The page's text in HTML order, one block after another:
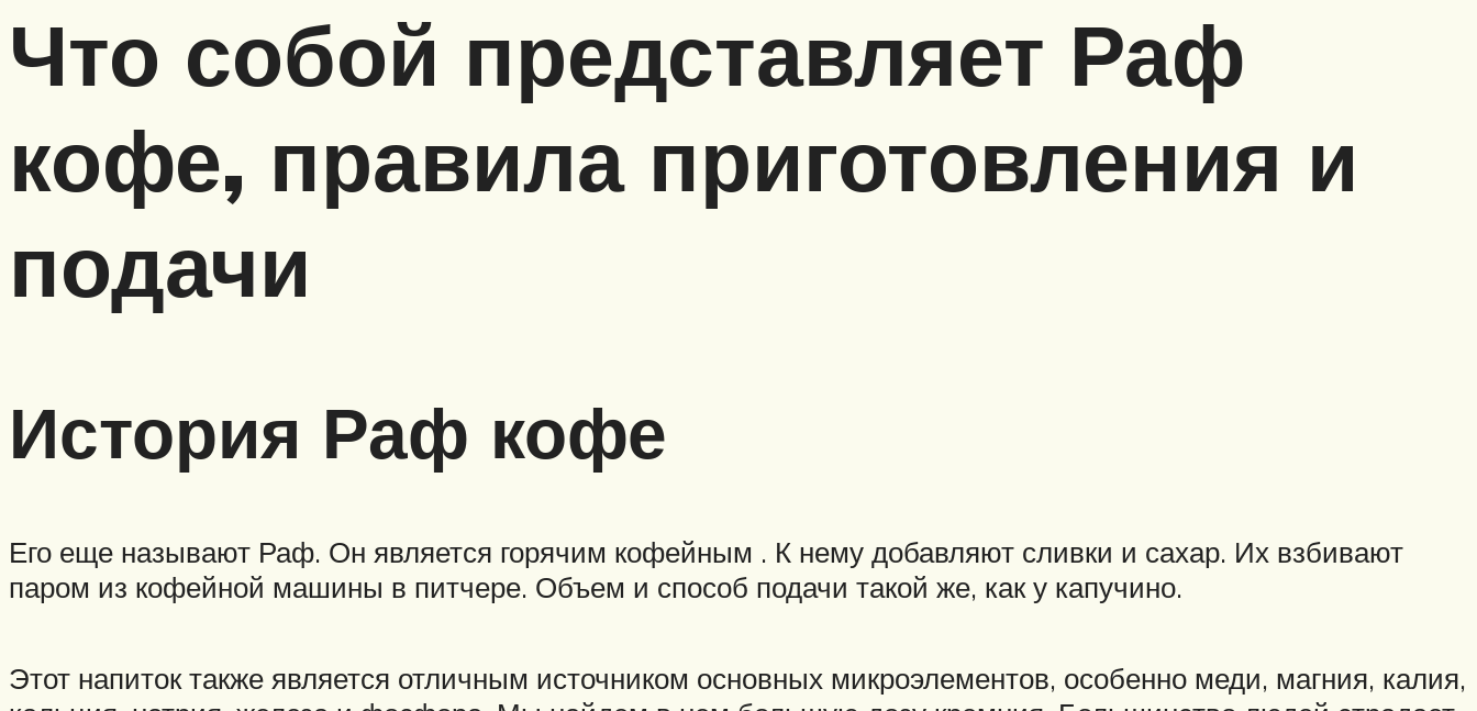
Что собой представляет Раф
кофе, правила приготовления и
подачи
История Раф кофе
Его еще называют Раф. Он является горячим кофейным . К нему добавляют сливки и сахар. Их взбивают
паром из кофейной машины в питчере. Объем и способ подачи такой же, как у капучино.
Этот напиток также является отличным источником основных микроэлементов, особенно меди, магния, калия,